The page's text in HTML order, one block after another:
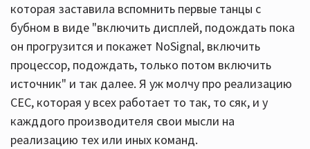
которая заставила вспомнить первые танцы с
бубном в виде "включить дисплей, подождать пока
он прогрузится и покажет NoSignal, включить
процессор, подождать, только потом включить
источник" и так далее. Я уж молчу про реализацию
CEC, которая у всех работает то так, то сяк, и у
кажддого производителя свои мысли на
реализацию тех или иных команд.